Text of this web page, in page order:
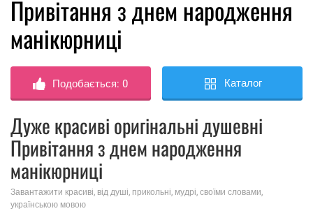
Привітання з днем ​​народження
манікюрниці
Подобається:0 Каталог
Дуже красиві оригінальні душевні
Привітання з днем ​​народження
манікюрниці
Завантажити красиві, від душі, прикольні, мудрі, своїми словами,
українською мовою